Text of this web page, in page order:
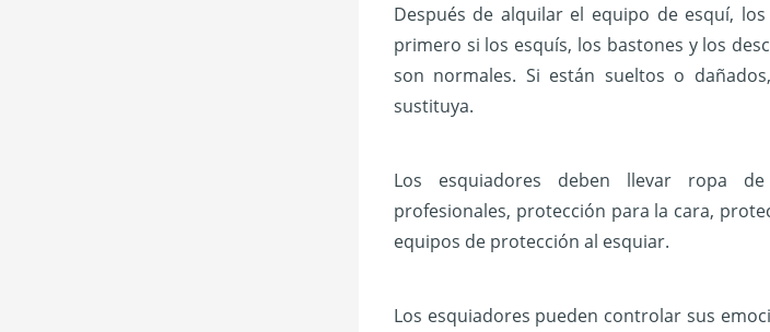
Después de alquilar el equipo de esquí,
primero si los esquís, los bastones y los
son normales. Si están sueltos o
sustituya.
Los esquiadores deben llevar ropa
profesionales, protección para la cara,
equipos de protección al esquiar.
Los esquiadores pueden controlar sus